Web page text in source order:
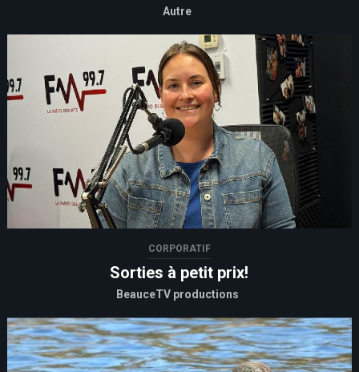
Autre
CORPORATIF
Sorties à petit prix!
BeauceTV productions